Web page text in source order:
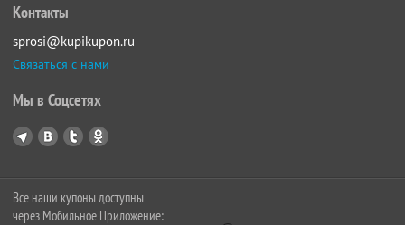
Контакты
sprosi@kupikupon.ru
Связаться с нами
Мы в Соцсетях
Все наши купоны доступны
через Мобильное Приложение: